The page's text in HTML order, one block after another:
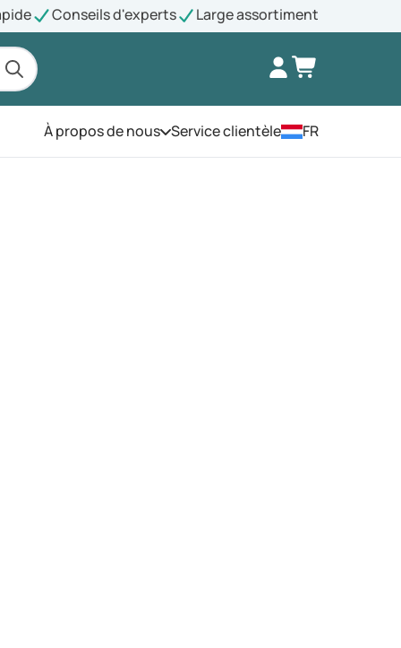
Conseils d'experts Large assortiment
À propos de nousOuvrez le menu
Service clientèle FR